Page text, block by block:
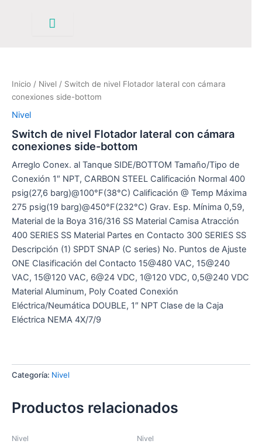
Inicio / Nivel / Switch de nivel Flotador lateral con cámara
conexiones side-bottom
Nivel
Switch de nivel Flotador lateral con cámara
conexiones side-bottom
Arreglo Conex. al Tanque SIDE/BOTTOM Tamaño/Tipo de
Conexión 1″ NPT, CARBON STEEL Calificación Normal 400
psig(27,6 barg)@100°F(38°C) Calificación @ Temp Máxima
275 psig(19 barg)@450°F(232°C) Grav. Esp. Mínima 0,59,
Material de la Boya 316/316 SS Material Camisa Atracción
400 SERIES SS Material Partes en Contacto 300 SERIES SS
Descripción (1) SPDT SNAP (C series) No. Puntos de Ajuste
ONE Clasificación del Contacto 15@480 VAC, 15@240
VAC, 15@120 VAC, 6@24 VDC, 1@120 VDC, 0,5@240 VDC
Material Aluminum, Poly Coated Conexión
Eléctrica/Neumática DOUBLE, 1″ NPT Clase de la Caja
Eléctrica NEMA 4X/7/9
Categoría: Nivel
Productos relacionados
Nivel Nivel